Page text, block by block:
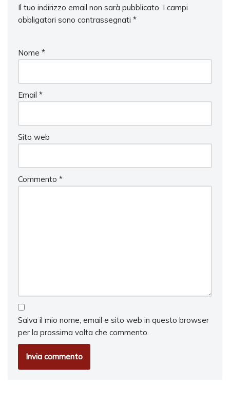
Il tuo indirizzo email non sarà pubblicato. I campi
obbligatori sono contrassegnati *
Nome *
Email *
Sito web
Commento *
Salva il mio nome, email e sito web in questo browser
per la prossima volta che commento.